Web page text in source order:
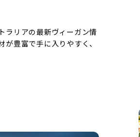
ラリアの最新ヴィーガン情
豊富で手に入りやすく、